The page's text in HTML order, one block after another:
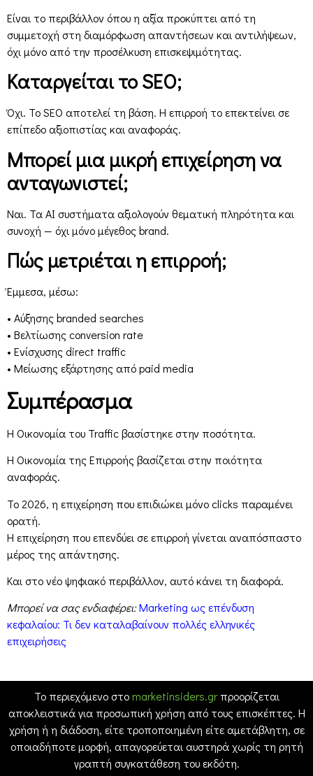
Είναι το περιβάλλον όπου η αξία προκύπτει από τη
συμμετοχή στη διαμόρφωση απαντήσεων και αντιλήψεων,
όχι μόνο από την προσέλκυση επισκεψιμότητας.
Καταργείται το SEO;
Όχι. Το SEO αποτελεί τη βάση. Η επιρροή το επεκτείνει σε
επίπεδο αξιοπιστίας και αναφοράς.
Μπορεί μια μικρή επιχείρηση να
ανταγωνιστεί;
Ναι. Τα AI συστήματα αξιολογούν θεματική πληρότητα και
συνοχή — όχι μόνο μέγεθος brand.
Πώς μετριέται η επιρροή;
Έμμεσα, μέσω:
• Αύξησης branded searches
• Βελτίωσης conversion rate
• Ενίσχυσης direct traffic
• Μείωσης εξάρτησης από paid media
Συμπέρασμα
Η Οικονομία του Traffic βασίστηκε στην ποσότητα.
Η Οικονομία της Επιρροής βασίζεται στην ποιότητα
αναφοράς.
Το 2026, η επιχείρηση που επιδιώκει μόνο clicks παραμένει
ορατή.
Η επιχείρηση που επενδύει σε επιρροή γίνεται αναπόσπαστο
μέρος της απάντησης.
Και στο νέο ψηφιακό περιβάλλον, αυτό κάνει τη διαφορά.
Μπορεί να σας ενδιαφέρει:Marketing ως επένδυση
κεφαλαίου: Τι δεν καταλαβαίνουν πολλές ελληνικές
επιχειρήσεις
Το περιεχόμενο στοmarketinsiders.grπροορίζεται
αποκλειστικά για προσωπική χρήση από τους επισκέπτες. Η
χρήση ή η διάδοση, είτε τροποποιημένη είτε αμετάβλητη, σε
οποιαδήποτε μορφή, απαγορεύεται αυστηρά χωρίς τη ρητή
γραπτή συγκατάθεση του εκδότη.